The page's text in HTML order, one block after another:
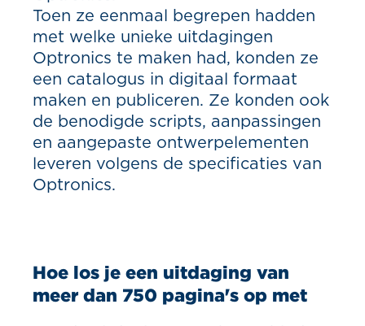
Toen ze eenmaal begrepen hadden
met welke unieke uitdagingen
Optronics te maken had, konden ze
een catalogus in digitaal formaat
maken en publiceren. Ze konden ook
de benodigde scripts, aanpassingen
en aangepaste ontwerpelementen
leveren volgens de specificaties van
Optronics.
Hoe los je een uitdaging van
meer dan 750 pagina's op met